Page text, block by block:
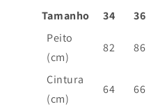
Tamanho 34 36
Peito
(cm)
82 86
Cintura
(cm)
64 66